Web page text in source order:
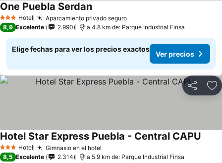
3 Estrellas
Hotel Aparcamiento privado seguro
One Puebla Serdan
8,9 Excelente 2.990 a 4.8 km de: Parque Industrial Finsa
Elige fechas para ver los precios exactos
Ver precios
Compartir
3 Estrellas
Hotel Gimnasio en el hotel
Hotel Star Express Puebla - Central CAPU
8,5 Excelente 2.314 a 5.9 km de: Parque Industrial Finsa